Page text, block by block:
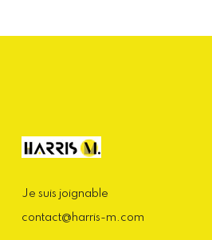
Je suis joignable
contact@harris-m.com